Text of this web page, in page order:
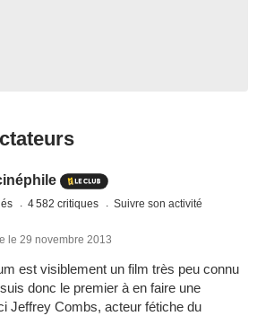
4 582 critiques Suivre son activité
le 29 novembre 2013
est visiblement un film très peu connu
donc le premier à en faire une
Jeffrey Combs, acteur fétiche du